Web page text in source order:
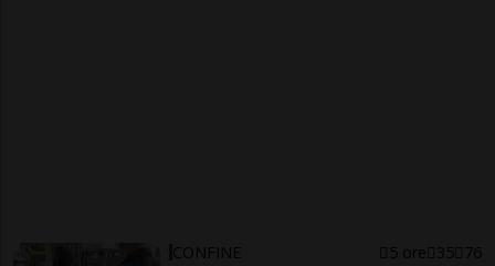
CONFINE 5 ore 35 76